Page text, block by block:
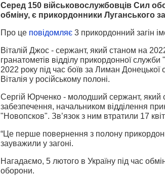
Серед 150 військовослужбовців Сил
обміну, є прикордонники Луганського
Про це повідомляє 3 прикордонний загін
Віталій Джос - сержант, який станом на
гранатометів відділу прикордонної
2022 року під час боїв за Лиман
Віталія у російському полоні.
Сергій Юрченко - молодший сержант, який
забезпечення, начальником відділення
"Новопсков". Зв’язок з ним втратили 17
“Це перше повернення з полону
зауважили у загоні.
Нагадаємо, 5 лютого в Україну під час
оборони.